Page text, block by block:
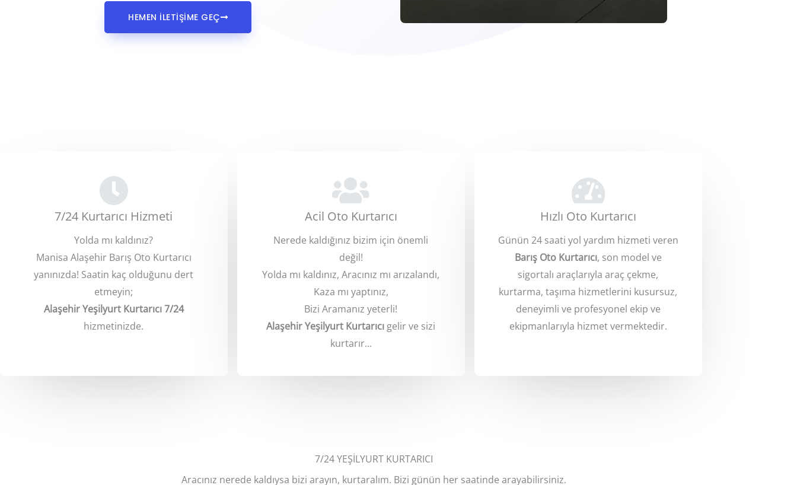
HEMEN İLETİŞİME GEÇ
7/24 Kurtarıcı Hizmeti
Yolda mı kaldınız?
Manisa Alaşehir Barış Oto Kurtarıcı
yanınızda! Saatin kaç olduğunu dert
etmeyin;
Alaşehir Yeşilyurt Kurtarıcı 7/24
hizmetinizde.
Acil Oto Kurtarıcı
Nerede kaldığınız bizim için önemli
değil!
Yolda mı kaldınız, Aracınız mı arızalandı,
Kaza mı yaptınız,
Bizi Aramanız yeterli!
Alaşehir Yeşilyurt Kurtarıcı gelir ve sizi
kurtarır...
Hızlı Oto Kurtarıcı
Günün 24 saati yol yardım hizmeti veren
Barış Oto Kurtarıcı, son model ve
sigortalı araçlarıyla araç çekme,
kurtarma, taşıma hizmetlerini kusursuz,
deneyimli ve profesyonel ekip ve
ekipmanlarıyla hizmet vermektedir.
7/24 YEŞİLYURT KURTARICI
Aracınız nerede kaldıysa bizi arayın, kurtaralım. Bizi günün her saatinde arayabilirsiniz.